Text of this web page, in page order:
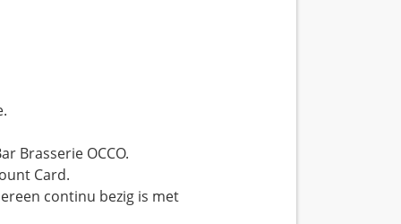
Brasserie OCCO.
Card.
continu bezig is met